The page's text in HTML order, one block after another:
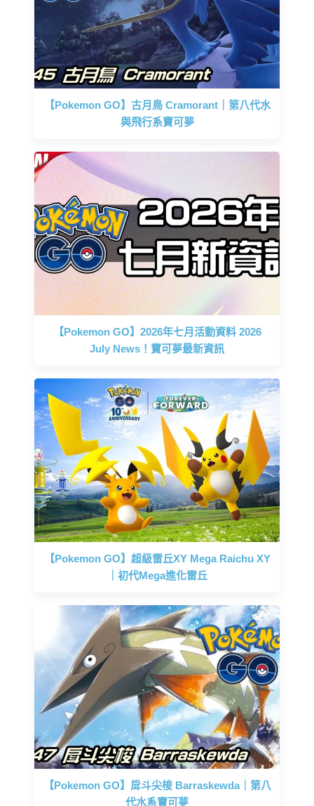
【Pokemon GO】古月鳥 Cramorant｜第八代水
與飛行系寶可夢
【Pokemon GO】2026年七月活動資料 2026
July News！寶可夢最新資訊
【Pokemon GO】超級雷丘XY Mega Raichu XY
｜初代Mega進化雷丘
【Pokemon GO】戽斗尖梭 Barraskewda｜第八
代水系寶可夢